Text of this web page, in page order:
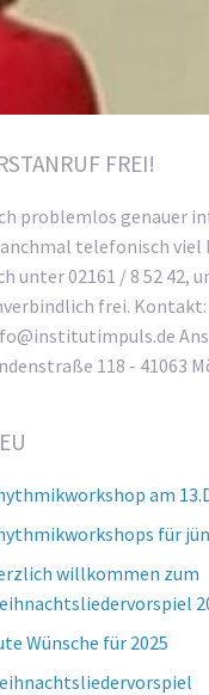
FREI!
problemlos genauer
telefonisch viel
unter 02161 / 8 52 42,
frei. Kontakt:
118 - 41063
am
für
willkommen zum
Wünsche für 2025